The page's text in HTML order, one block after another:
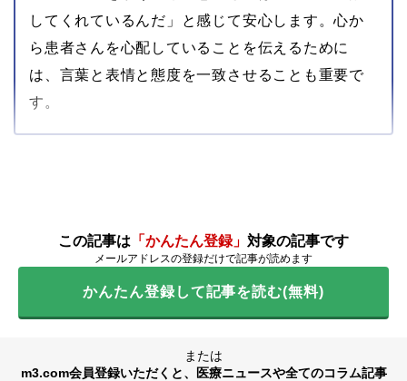
してくれているんだ」と感じて安心します。心か
ら患者さんを心配していることを伝えるために
は、言葉と表情と態度を一致させることも重要で
す。
この記事は 「かんたん登録」 対象の記事です
メールアドレスの登録だけで記事が読めます
かんたん登録して記事を読む(無料)
または
m3.com会員登録いただくと、医療ニュースや全てのコラム記事